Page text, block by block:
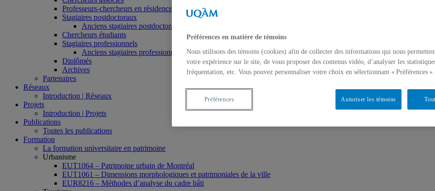
Professeurs-chercheurs en résidence
Stagiaires postdoctoraux
Anciens stagiaires postdoctoraux
Chercheurs étudiants
Stagiaires professionnels
Anciens stagiaires professionnels
Diplômés
Archives
Partenaires
Réseaux
Introduction | Réseaux
Projets
Introduction | Projets
Publications
Toutes les publications
Formation
La formation universitaire en patrimoine
Urbanisme
EUT1064 – Patrimoine urbain de Montréal
EUT1061 – Dimensions morphologiques et patrimoniales de la ville
EUR8216 – Méthodes d’analyse du cadre bâti
Préférences en matière de témoins
Nous utilisons des témoins (cookies) afin de collecter des informations qui nous
votre expérience sur le site, de vous proposer des contenus vidéo, d’analyser les
fréquentation, etc. Vous pouvez personnaliser votre choix en sélectionnant « Préférences ».
Autoriser les témoins
Préférences